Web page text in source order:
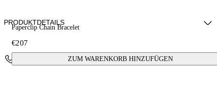
Paperclip Chain Bracelet
€207
ZUM WARENKORB HINZUFÜGEN
PRODUKTDETAILS
Materials: 100% brass